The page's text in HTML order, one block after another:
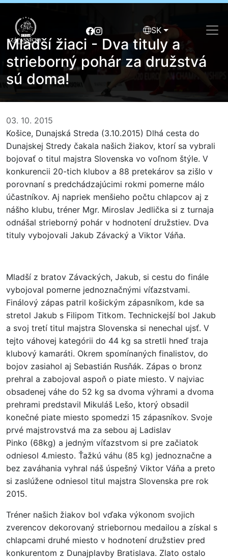
SK
Mladší žiaci - Dva tituly a
strieborný pohár za družstvá
sú doma!
03. 10. 2015
Košice, Dunajská Streda (3.10.2015) Dlhá cesta do
Dunajskej Stredy čakala našich žiakov, ktorí sa vybrali
bojovať o titul majstra Slovenska vo voľnom štýle. V
konkurencii 20-tich klubov a 88 pretekárov sa zišlo v
porovnaní s predchádzajúcimi rokmi pomerne málo
účastníkov. Aj napriek menšieho počtu chlapcov aj z
nášho klubu, tréner Mgr. Miroslav Jedlička si z turnaja
odnášal strieborný pohár v hodnotení družstiev. Dva
tituly vybojovali Jakub Závacký a Viktor Váňa.
Mladší z bratov Závackých, Jakub, si cestu do finále
vybojoval pomerne jednoznačnými víťazstvami.
Finálový zápas patril košickým zápasníkom, kde sa
stretol Jakub s Filipom Titkom. Technickejší bol Jakub
a svoj tretí titul majstra Slovenska si nenechal ujsť. V
tejto váhovej kategórii do 44 kg sa stretli hneď traja
klubový kamaráti. Okrem spomínaných finalistov, do
bojov zasiahol aj Sebastián Rusňák. Zápas o bronz
prehral a zabojoval aspoň o piate miesto. V najviac
obsadenej váhe do 52 kg sa dvoma výhrami a dvoma
prehrami predstavil Mikuláš Lešo, ktorý obsadil
konečné piate miesto spomedzi 15 zápasníkov. Svoje
prvé majstrovstvá ma za sebou aj Ladislav
Pinko (68kg) a jedným víťazstvom si pre začiatok
odniesol 4.miesto. Ťažkú váhu (85 kg) jednoznačne a
bez zaváhania vyhral náš úspešný Viktor Váňa a preto
si zaslúžene odniesol titul majstra Slovenska pre rok
2015.
Tréner našich žiakov bol vďaka výkonom svojich
zverencov dekorovaný striebornou medailou a získal s
chlapcami druhé miesto v hodnotení družstiev pred
konkurentom z Dunajplavby Bratislava. Zlato ostalo